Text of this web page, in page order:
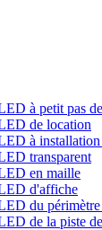
à petit pas
de location
à
transparent
en maille
d'affiche
du périmètre
de la piste